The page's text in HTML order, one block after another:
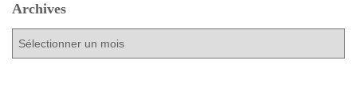
Archives